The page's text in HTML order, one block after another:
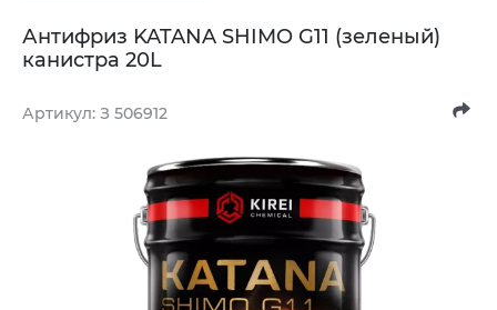
Антифриз KATANA SHIMO G11 (зеленый)
канистра 20L
Артикул: З 506912